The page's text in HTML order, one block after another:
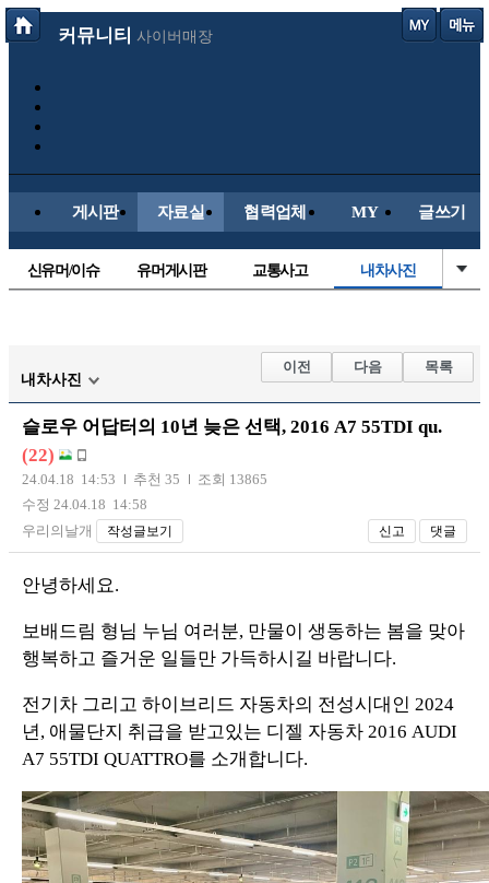
커뮤니티 사이버매장
게시판 자료실 협력업체 MY 글쓰기
신유머/이슈 유머게시판 교통사고 내차사진
자유사진 군사/무기
트럭/버스
장착시공사진
내차사진
이전 다음 목록
슬로우 어답터의 10년 늦은 선택, 2016 A7 55TDI qu.
(22)
24.04.18 14:53 추천 35
조회 13865
수정 24.04.18 14:58
우리의날개
작성글보기 신고 댓글
안녕하세요.
보배드림 형님 누님 여러분, 만물이 생동하는 봄을 맞아
행복하고 즐거운 일들만 가득하시길 바랍니다.
전기차 그리고 하이브리드 자동차의 전성시대인 2024
년, 애물단지 취급을 받고있는 디젤 자동차 2016 AUDI
A7 55TDI QUATTRO를 소개합니다.